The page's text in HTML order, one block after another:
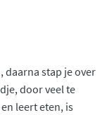
daarna stap je over
door veel te
leert eten, is